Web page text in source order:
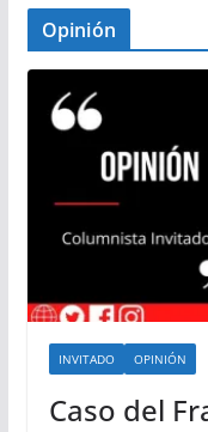
Opinión
INVITADO OPINIÓN
Caso del